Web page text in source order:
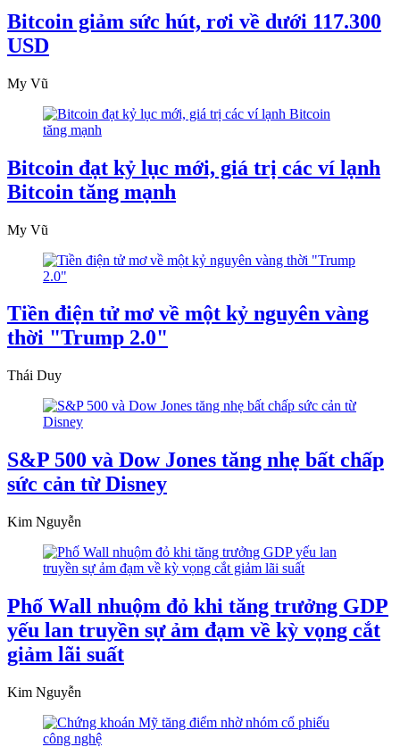
Bitcoin giảm sức hút, rơi về dưới 117.300
USD
My Vũ
Bitcoin đạt kỷ lục mới, giá trị các ví lạnh
Bitcoin tăng mạnh
My Vũ
Tiền điện tử mơ về một kỷ nguyên vàng
thời "Trump 2.0"
Thái Duy
S&P 500 và Dow Jones tăng nhẹ bất chấp
sức cản từ Disney
Kim Nguyễn
Phố Wall nhuộm đỏ khi tăng trưởng GDP
yếu lan truyền sự ảm đạm về kỳ vọng cắt
giảm lãi suất
Kim Nguyễn